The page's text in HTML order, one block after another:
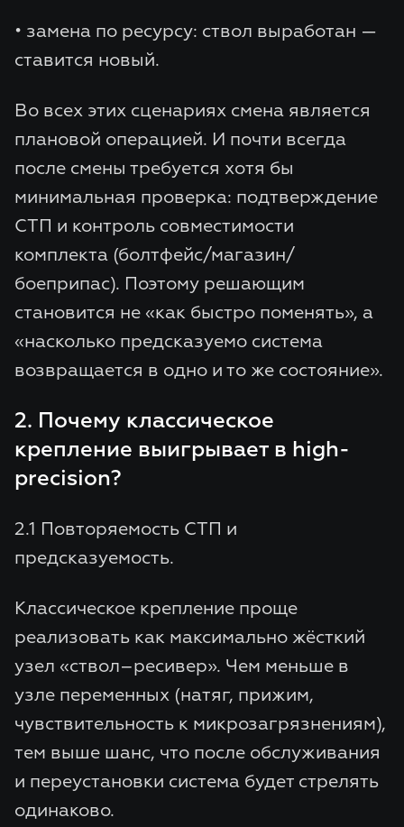
• замена по ресурсу: ствол выработан —
ставится новый.
Во всех этих сценариях смена является
плановой операцией. И почти всегда
после смены требуется хотя бы
минимальная проверка: подтверждение
СТП и контроль совместимости
комплекта (болтфейс/магазин/
боеприпас). Поэтому решающим
становится не «как быстро поменять», а
«насколько предсказуемо система
возвращается в одно и то же состояние».
2. Почему классическое
крепление выигрывает в high-
precision?
2.1 Повторяемость СТП и
предсказуемость.
Классическое крепление проще
реализовать как максимально жёсткий
узел «ствол–ресивер». Чем меньше в
узле переменных (натяг, прижим,
чувствительность к микрозагрязнениям),
тем выше шанс, что после обслуживания
и переустановки система будет стрелять
одинаково.